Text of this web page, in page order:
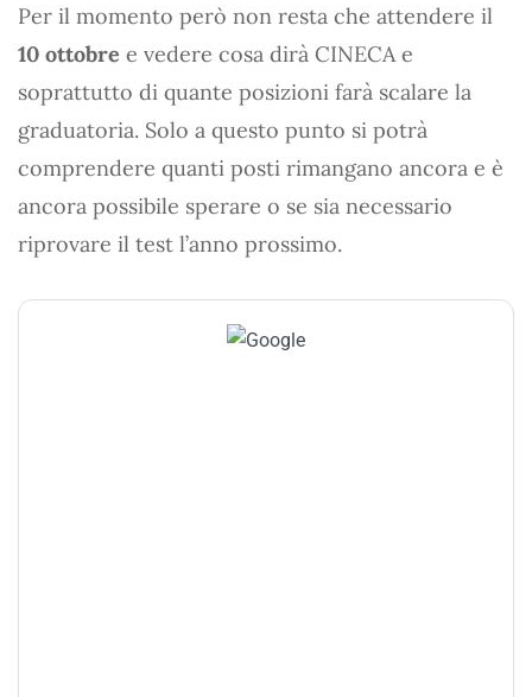
Per il momento però non resta che attendere il
10 ottobre e vedere cosa dirà CINECA e
soprattutto di quante posizioni farà scalare la
graduatoria. Solo a questo punto si potrà
comprendere quanti posti rimangano ancora e è
ancora possibile sperare o se sia necessario
riprovare il test l’anno prossimo.